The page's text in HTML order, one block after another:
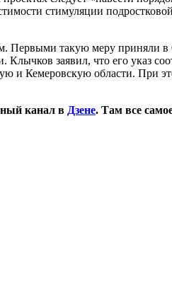
стимуляции
Первыми такую меру приняли в
заявил, что его указ
и Кемеровскую области. При
канал в Дзене. Там все